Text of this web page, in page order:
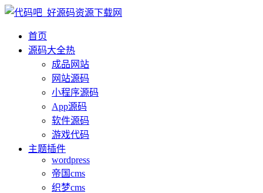
首页
源码大全热
成品网站
网站源码
小程序源码
App源码
软件源码
游戏代码
主题插件
wordpress
帝国cms
织梦cms